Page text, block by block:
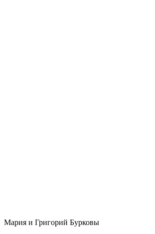
Мария и Григорий Бурковы